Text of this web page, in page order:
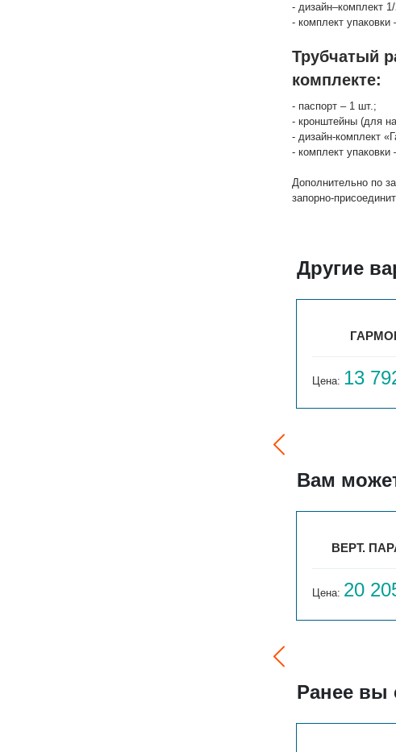
- дизайн–комплект
- комплект упаковки
Трубчатый
комплекте:
- паспорт – 1 шт.;
- кронштейны (для
- дизайн-комплект
- комплект упаковки
Дополнительно по
запорно-
Другие
Цена: 13
Вам
ВЕРТ.
Цена: 20
Ранее вы